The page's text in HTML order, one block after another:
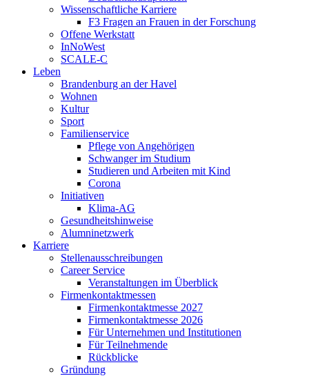
Wissenschaftliche Karriere
F3 Fragen an Frauen in der Forschung
Offene Werkstatt
InNoWest
SCALE-C
Leben
Brandenburg an der Havel
Wohnen
Kultur
Sport
Familienservice
Pflege von Angehörigen
Schwanger im Studium
Studieren und Arbeiten mit Kind
Corona
Initiativen
Klima-AG
Gesundheitshinweise
Alumninetzwerk
Karriere
Stellenausschreibungen
Career Service
Veranstaltungen im Überblick
Firmenkontaktmessen
Firmenkontaktmesse 2027
Firmenkontaktmesse 2026
Für Unternehmen und Institutionen
Für Teilnehmende
Rückblicke
Gründung